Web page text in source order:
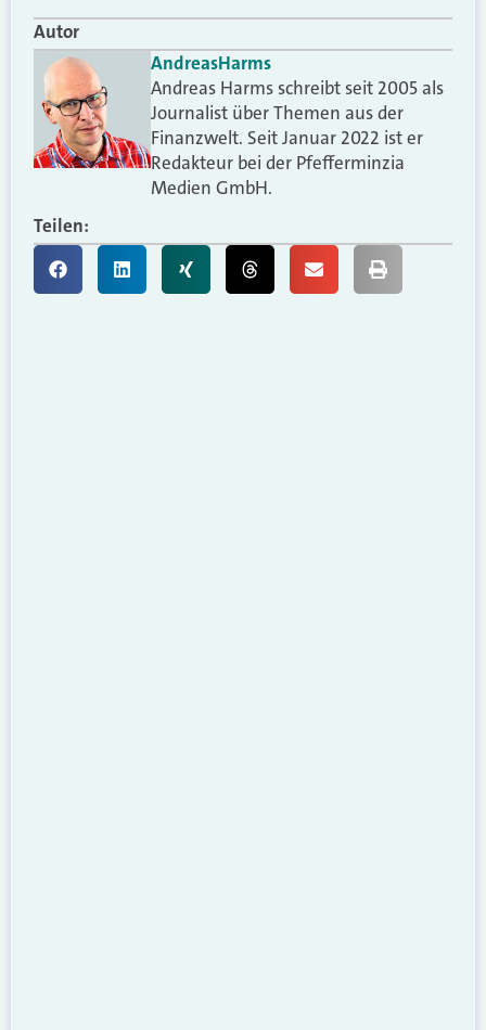
Autor
AndreasHarms
Andreas Harms schreibt seit 2005 als
Journalist über Themen aus der
Finanzwelt. Seit Januar 2022 ist er
Redakteur bei der Pfefferminzia
Medien GmbH.
Teilen: